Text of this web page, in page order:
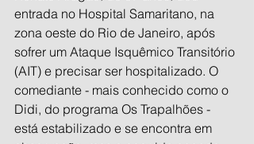
entrada no Hospital Samaritano, na
zona oeste do Rio de Janeiro, após
sofrer um Ataque Isquêmico Transitório
(AIT) e precisar ser hospitalizado. O
comediante - mais conhecido como o
Didi, do programa Os Trapalhões -
está estabilizado e se encontra em